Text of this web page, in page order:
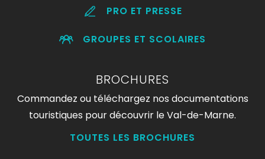
PRO ET PRESSE
GROUPES ET SCOLAIRES
BROCHURES
Commandez ou téléchargez nos documentations
touristiques pour découvrir le Val-de-Marne.
TOUTES LES BROCHURES